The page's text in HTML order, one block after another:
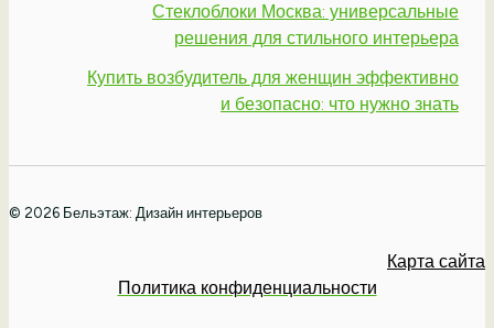
Стеклоблоки Москва: универсальные
решения для стильного интерьера
Купить возбудитель для женщин эффективно
и безопасно: что нужно знать
© 2026 Бельэтаж: Дизайн интерьеров
Карта сайта
Политика конфиденциальности